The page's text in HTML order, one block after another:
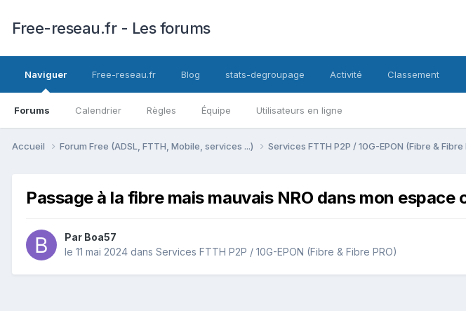
Free-reseau.fr - Les forums
Naviguer
Forums Calendrier Règles Équipe Utilisateurs en ligne
Free-reseau.fr Blog stats-degroupage Activité Classement
Accueil Forum Free (ADSL, FTTH, Mobile, services ...) Services FTTH P2P / 10G-EPON (Fibre & Fibre
Passage à la fibre mais mauvais NRO dans mon espace
Par Boa57
le 11 mai 2024 dans Services FTTH P2P / 10G-EPON (Fibre & Fibre PRO)